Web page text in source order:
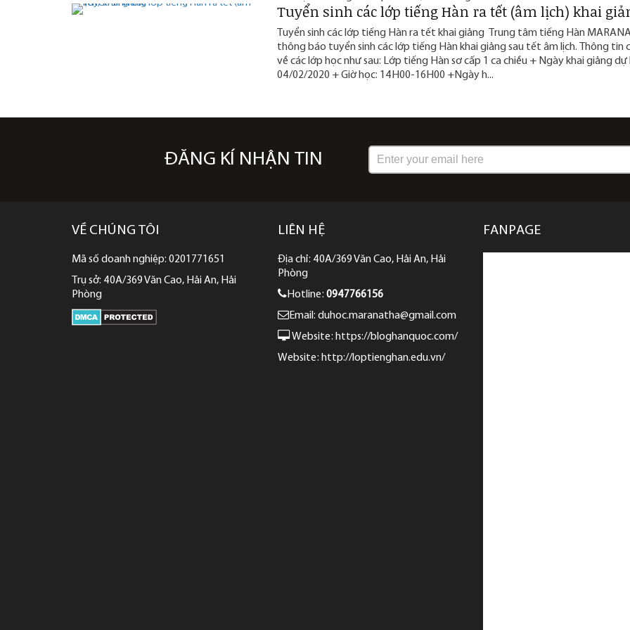
Tuyển sinh các lớp tiếng Hàn ra tết (âm lịch) khai
Tuyển sinh các lớp tiếng Hàn ra tết khai giảng Trung tâm tiếng Hàn
thông báo tuyển sinh các lớp tiếng Hàn khai giảng sau tết âm lịch. Thông tin
về các lớp học như sau: Lớp tiếng Hàn sơ cấp 1 ca chiều + Ngày khai giảng dự
04/02/2020 + Giờ học: 14H00-16H00 +Ngày h...
ĐĂNG KÍ NHẬN TIN
VỀ CHÚNG TÔI
Mã số doanh nghiệp: 0201771651
Trụ sở: 40A/369 Văn Cao, Hải An, Hải
Phòng
LIÊN HỆ
Địa chỉ: 40A/369 Văn Cao, Hải An, Hải
Phòng
Hotline: 0947766156
Email: duhoc.maranatha@gmail.com
Website: https://bloghanquoc.com/
Website: http://loptienghan.edu.vn/
FANPAGE